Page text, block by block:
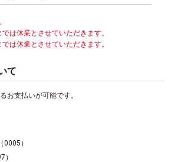
は休業とさせていただきます。
は休業とさせていただきます。
て
お支払いが可能です。
）